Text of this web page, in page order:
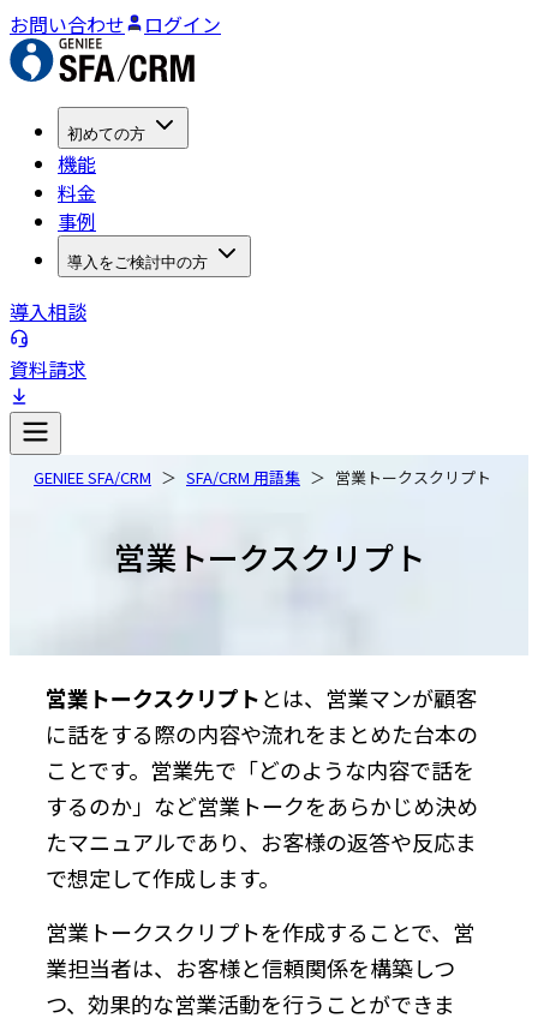
お問い合わせ ログイン
初めての方
機能
料金
事例
導入をご検討中の方
導入相談
資料請求
GENIEE SFA/CRM SFA/CRM 用語集 営業トークスクリプト
営業トークスクリプト
営業トークスクリプトとは、営業マンが顧客
に話をする際の内容や流れをまとめた台本の
ことです。営業先で「どのような内容で話を
するのか」など営業トークをあらかじめ決め
たマニュアルであり、お客様の返答や反応ま
で想定して作成します。
営業トークスクリプトを作成することで、営
業担当者は、お客様と信頼関係を構築しつ
つ、効果的な営業活動を行うことができま